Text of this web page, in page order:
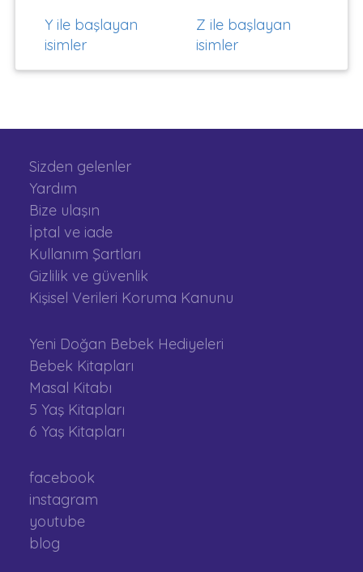
Y ile başlayan
isimler
Z ile başlayan
isimler
Sizden gelenler
Yardım
Bize ulaşın
İptal ve iade
Kullanım Şartları
Gizlilik ve güvenlik
Kişisel Verileri Koruma Kanunu
Yeni Doğan Bebek Hediyeleri
Bebek Kitapları
Masal Kitabı
5 Yaş Kitapları
6 Yaş Kitapları
facebook
instagram
youtube
blog